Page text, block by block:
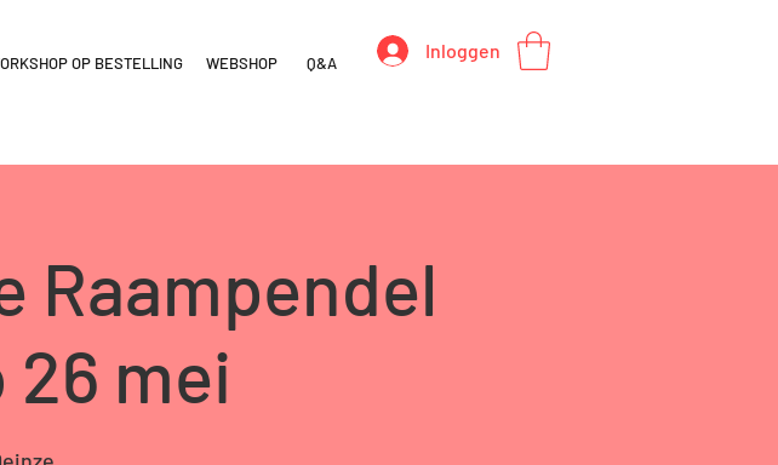
OP BESTELLING WEBSHOP Q&A
Inloggen
Raampendel
26 mei